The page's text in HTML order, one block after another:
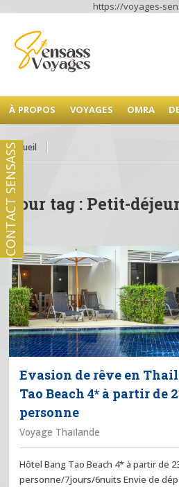
https://voyages-
À PROPOS VOYAGES OMRA
Accueil
Tour tag : Petit-
Evasion de rêve en
Tao Beach 4* à partir de
personne
Voyage Thaïlande
Hôtel Bang Tao Beach 4* à partir de
personne/7jours/6nuits Envie de
CONTACT SENSASS